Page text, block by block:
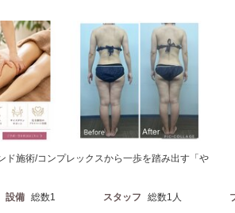
ド施術/コンプレックスから一歩を踏み出す「や
設備 総数1 スタッフ 総数1人